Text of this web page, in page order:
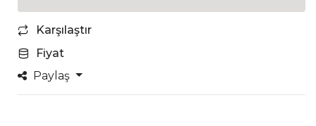
Karşılaştır
Fiyat
Paylaş